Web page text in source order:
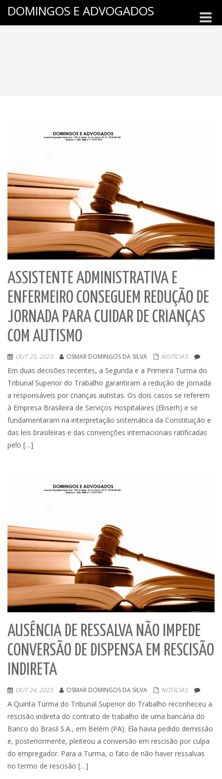
DOMINGOS E ADVOGADOS
Toggle
ASSISTENTE ADMINISTRATIVA E
ENFERMEIRO CONSEGUEM REDUÇÃO DE
JORNADA PARA CUIDAR DE CRIANÇAS
COM AUTISMO
OUT 25, 2023 OSMAR DOMINGOS DA SILVA NOTÍCIAS
Em duas decisões recentes, a Segunda e a Primeira Turma do
Tribunal Superior do Trabalho garantiram a redução de jornada
a responsáveis por crianças autistas. Os dois casos se referem
à Empresa Brasileira de Serviços Hospitalares (Ebserh) e se
fundamentaram na interpretação sistemática da Constituição e
das leis brasileiras e das convenções internacionais ratificadas
pelo […]
AUSÊNCIA DE RESSALVA NÃO IMPEDE
CONVERSÃO DE DISPENSA EM RESCISÃO
INDIRETA
OUT 24, 2023 OSMAR DOMINGOS DA SILVA NOTÍCIAS
A Quinta Turma do Tribunal Superior do Trabalho reconheceu a
rescisão indireta do contrato de trabalho de uma bancária do
Banco do Brasil S.A., em Belém (PA). Ela havia pedido demissão
e, posteriormente, pleiteou a conversão em rescisão por culpa
do empregador. Para a Turma, o fato de não haver ressalvas
no termo de rescisão […]